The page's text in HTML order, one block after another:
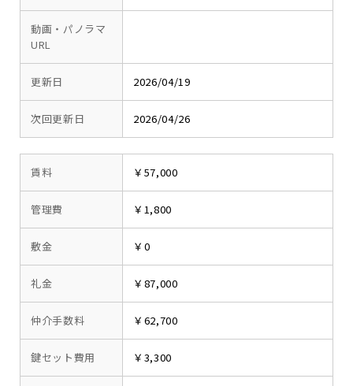
動画・パノラマ
URL
更新日 2026/04/19
次回更新日 2026/04/26
賃料 ￥57,000
管理費 ￥1,800
敷金 ￥0
礼金 ￥87,000
仲介手数料 ￥62,700
鍵セット費用 ￥3,300